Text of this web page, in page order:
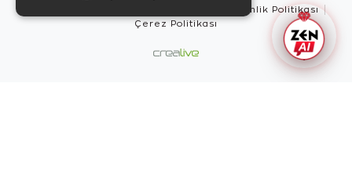
Güvenlik Politikası
Çerez Politikası